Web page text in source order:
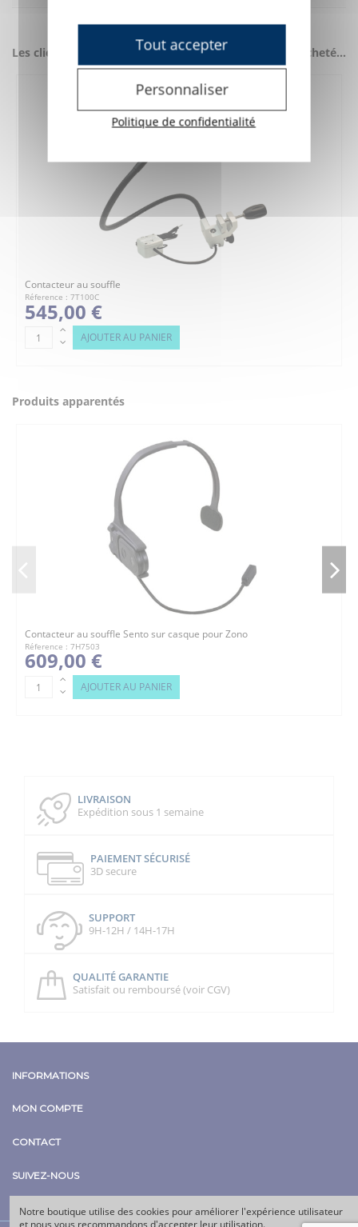
Les clients qui ont acheté ce produit ont également acheté...
Contacteur au souffle
Réference : 7T100C
545,00 €
AJOUTER AU PANIER
Produits apparentés
Contacteur au souffle Sento sur casque pour Zono
Réference : 7H7503
609,00 €
AJOUTER AU PANIER
LIVRAISON
Expédition sous 1 semaine
PAIEMENT SÉCURISÉ
3D secure
SUPPORT
9H-12H / 14H-17H
QUALITÉ GARANTIE
Satisfait ou remboursé (voir CGV)
INFORMATIONS
MON COMPTE
CONTACT
SUIVEZ-NOUS
Notre boutique utilise des cookies pour améliorer l'expérience utilisateur
Tout accepter
Personnaliser
Politique de confidentialité